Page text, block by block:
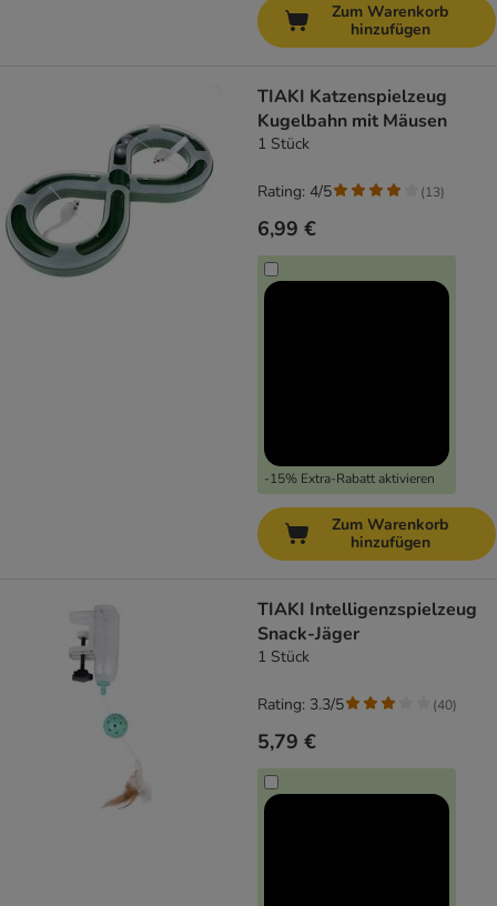
Zum Warenkorb
hinzufügen
TIAKI Katzenspielzeug
Kugelbahn mit Mäusen
1 Stück
6,99 €
-15% Extra-Rabatt aktivieren
Rating: 4/5 (13)
Zum Warenkorb
hinzufügen
TIAKI Intelligenzspielzeug
Snack-Jäger
1 Stück
5,79 €
Rating: 3.3/5 (40)